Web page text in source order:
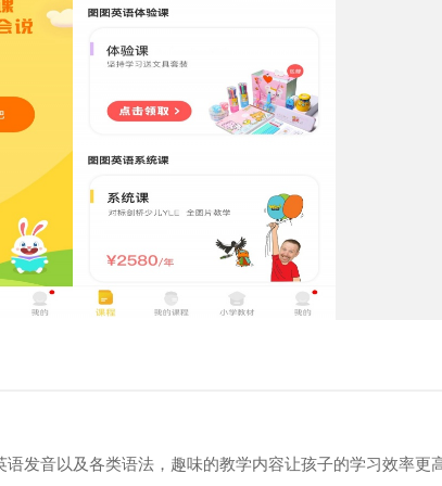
发音以及各类语法，趣味的教学内容让孩子的学习效率更